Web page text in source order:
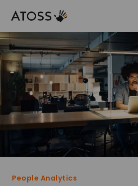
People Analytics